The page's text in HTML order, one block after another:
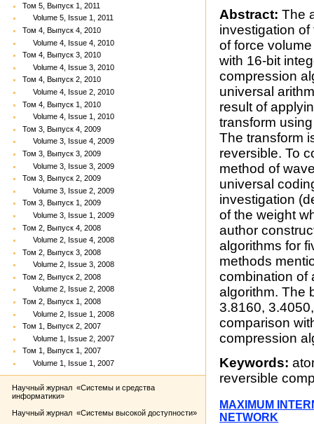
Том 5, Выпуск 1, 2011
Volume 5, Issue 1, 2011
Том 4, Выпуск 4, 2010
Volume 4, Issue 4, 2010
Том 4, Выпуск 3, 2010
Volume 4, Issue 3, 2010
Том 4, Выпуск 2, 2010
Volume 4, Issue 2, 2010
Том 4, Выпуск 1, 2010
Volume 4, Issue 1, 2010
Том 3, Выпуск 4, 2009
Volume 3, Issue 4, 2009
Том 3, Выпуск 3, 2009
Volume 3, Issue 3, 2009
Том 3, Выпуск 2, 2009
Volume 3, Issue 2, 2009
Том 3, Выпуск 1, 2009
Volume 3, Issue 1, 2009
Том 2, Выпуск 4, 2008
Volume 2, Issue 4, 2008
Том 2, Выпуск 3, 2008
Volume 2, Issue 3, 2008
Том 2, Выпуск 2, 2008
Volume 2, Issue 2, 2008
Том 2, Выпуск 1, 2008
Volume 2, Issue 1, 2008
Том 1, Выпуск 2, 2007
Volume 1, Issue 2, 2007
Том 1, Выпуск 1, 2007
Volume 1, Issue 1, 2007
Научный журнал «Системы и средства
информатики»
Научный журнал «Системы высокой доступности»
Abstract: The
investigation
of force
with 16-bit
compression
universal
result of
transform
The transform
reversible. To
method of
universal
investigation
of the weight
author
algorithms for
methods
combination of
algorithm. The
3.8160,
comparison
compression
Keywords:
reversible
MAXIMUM
NETWORK